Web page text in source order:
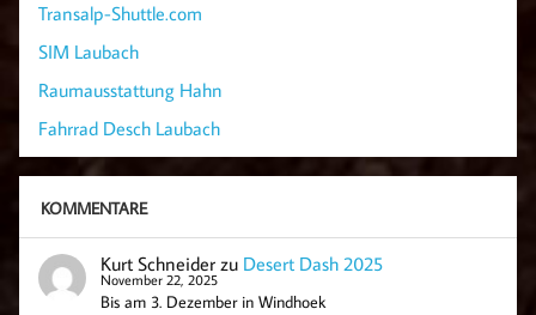
Transalp-Shuttle.com
SIM Laubach
Raumausstattung Hahn
Fahrrad Desch Laubach
KOMMENTARE
Kurt Schneider zu Desert Dash 2025
November 22, 2025
Bis am 3. Dezember in Windhoek